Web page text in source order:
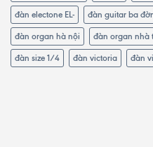
đàn electone EL- đàn guitar ba
đàn organ hà nội đàn organ nhà
đàn size 1/4 đàn victoria đàn